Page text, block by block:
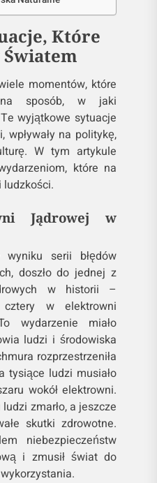
Które
Światem
momentów, które
na sposób, w jaki
wyjątkowe sytuacje
wpływały na politykę,
W tym artykule
które na
Jądrowej w
serii błędów
doszło do jednej z
w historii –
w elektrowni
wydarzenie miało
ludzi i środowiska
rozprzestrzeniła
tysiące ludzi musiało
wokół elektrowni.
zmarło, a jeszcze
skutki zdrowotne.
niebezpieczeństw
i zmusił świat do